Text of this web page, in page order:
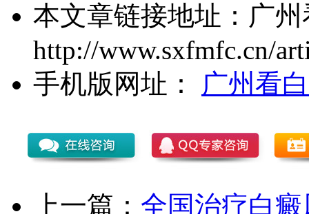
本文章链接地址： 广
http://www.sxfmfc.cn/
手机版网址：
广州看
上一篇： 全国治疗白